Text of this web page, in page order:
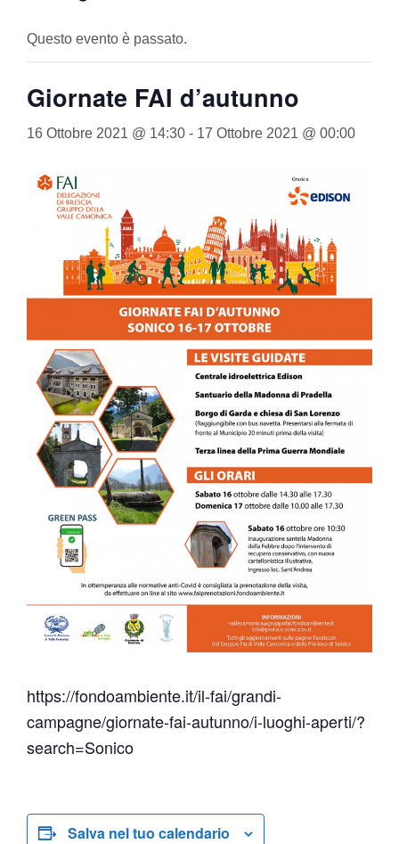
Questo evento è passato.
Giornate FAI d’autunno
16 Ottobre 2021 @ 14:30 - 17 Ottobre 2021 @ 00:00
https://fondoambiente.it/il-fai/grandi-
campagne/giornate-fai-autunno/i-luoghi-aperti/?
search=Sonico
Salva nel tuo calendario